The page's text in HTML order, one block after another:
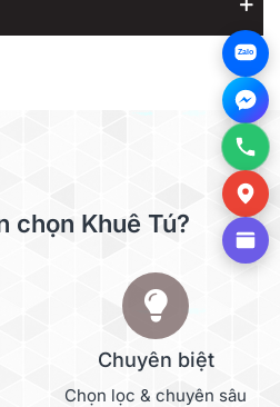
chọn Khuê Tú?
Chuyên biệt
Chọn lọc & chuyên sâu
Zalo